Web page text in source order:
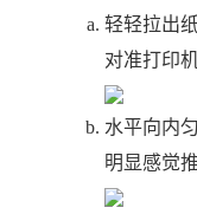
轻轻拉出
对准打印
水平向内
明显感觉